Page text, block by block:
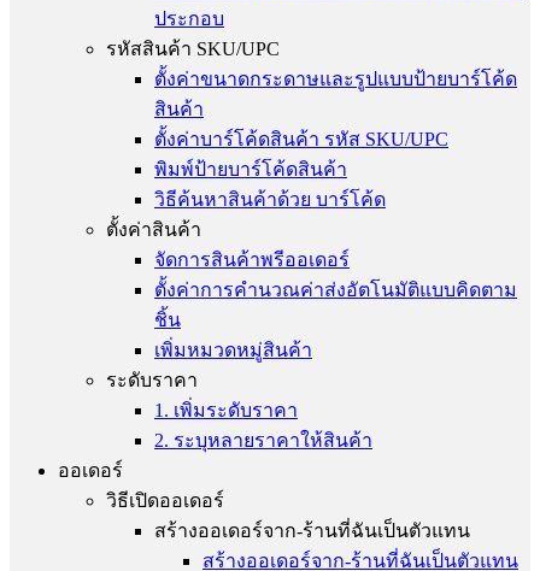
ประกอบ
รหัสสินค้า SKU/UPC
ตั้งค่าขนาดกระดาษและรูปแบบป้ายบาร์โค้ด
สินค้า
ตั้งค่าบาร์โค้ดสินค้า รหัส SKU/UPC
พิมพ์ป้ายบาร์โค้ดสินค้า
วิธีค้นหาสินค้าด้วย บาร์โค้ด
ตั้งค่าสินค้า
จัดการสินค้าพรีออเดอร์
ตั้งค่าการคำนวณค่าส่งอัตโนมัติแบบคิดตาม
ชิ้น
เพิ่มหมวดหมู่สินค้า
ระดับราคา
1. เพิ่มระดับราคา
2. ระบุหลายราคาให้สินค้า
ออเดอร์
วิธีเปิดออเดอร์
สร้างออเดอร์จาก-ร้านที่ฉันเป็นตัวแทน
สร้างออเดอร์จาก-ร้านที่ฉันเป็นตัวแทน